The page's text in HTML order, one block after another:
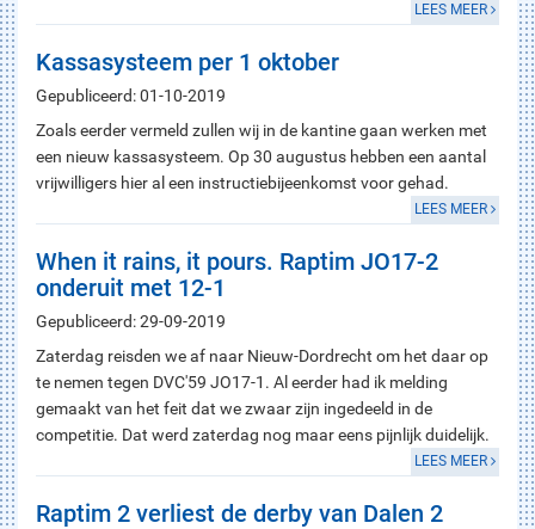
LEES MEER
Kassasysteem per 1 oktober
Gepubliceerd: 01-10-2019
Zoals eerder vermeld zullen wij in de kantine gaan werken met
een nieuw kassasysteem. Op 30 augustus hebben een aantal
vrijwilligers hier al een instructiebijeenkomst voor gehad.
LEES MEER
When it rains, it pours. Raptim JO17-2
onderuit met 12-1
Gepubliceerd: 29-09-2019
Zaterdag reisden we af naar Nieuw-Dordrecht om het daar op
te nemen tegen DVC'59 JO17-1. Al eerder had ik melding
gemaakt van het feit dat we zwaar zijn ingedeeld in de
competitie. Dat werd zaterdag nog maar eens pijnlijk duidelijk.
LEES MEER
Raptim 2 verliest de derby van Dalen 2